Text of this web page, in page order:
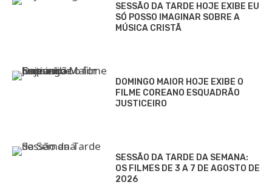
SESSÃO DA TARDE HOJE EXIBE EU
SÓ POSSO IMAGINAR SOBRE A
MÚSICA CRISTÃ
DOMINGO MAIOR HOJE EXIBE O
FILME COREANO ESQUADRÃO
JUSTICEIRO
SESSÃO DA TARDE DA SEMANA:
OS FILMES DE 3 A 7 DE AGOSTO DE
2026